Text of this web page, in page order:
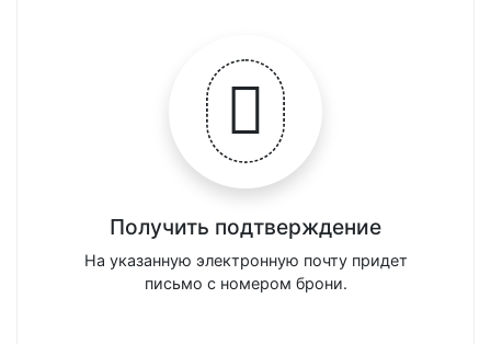
Получить подтверждение
На указанную электронную почту придет
письмо с номером брони.